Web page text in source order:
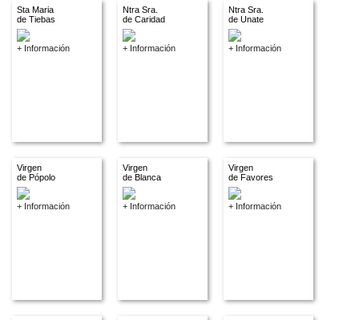
Sta Maria
de Tiebas
+ Información
Ntra Sra.
de Caridad
+ Información
Ntra Sra.
de Unate
+ Información
Virgen
de Pópolo
+ Información
Virgen
de Blanca
+ Información
Virgen
de Favores
+ Información